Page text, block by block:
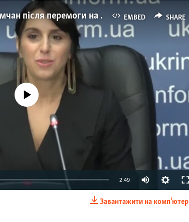
EMBED SHARE
Мене надихнула підтримка кримчан після перемоги на «Євробаченні-2016» – Джамала
source currently available
2:49
Завантажити на комп'ютер